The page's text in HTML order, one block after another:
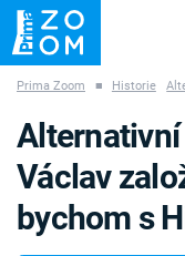
ZÁHADY VETŘELCI
Prima Zoom ■ Historie
Václav
bychom s